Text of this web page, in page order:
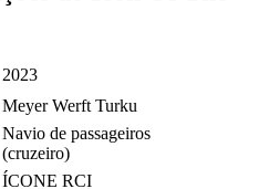
2023
Meyer Werft Turku
Navio de passageiros
(cruzeiro)
ÍCONE RCI